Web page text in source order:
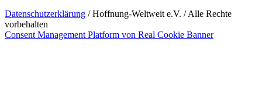
Datenschutzerklärung / Hoffnung-Weltweit e.V. / Alle Rechte
vorbehalten
Consent Management Platform von Real Cookie Banner